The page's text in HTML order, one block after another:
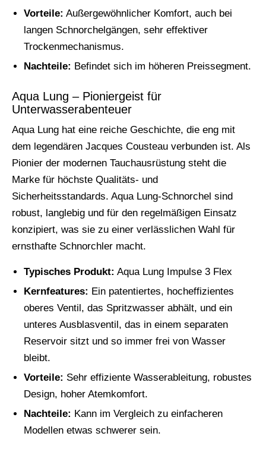
Vorteile: Außergewöhnlicher Komfort, auch bei
langen Schnorchelgängen, sehr effektiver
Trockenmechanismus.
Nachteile: Befindet sich im höheren Preissegment.
Aqua Lung – Pioniergeist für
Unterwasserabenteuer
Aqua Lung hat eine reiche Geschichte, die eng mit
dem legendären Jacques Cousteau verbunden ist. Als
Pionier der modernen Tauchausrüstung steht die
Marke für höchste Qualitäts- und
Sicherheitsstandards. Aqua Lung-Schnorchel sind
robust, langlebig und für den regelmäßigen Einsatz
konzipiert, was sie zu einer verlässlichen Wahl für
ernsthafte Schnorchler macht.
Typisches Produkt: Aqua Lung Impulse 3 Flex
Kernfeatures: Ein patentiertes, hocheffizientes
oberes Ventil, das Spritzwasser abhält, und ein
unteres Ausblasventil, das in einem separaten
Reservoir sitzt und so immer frei von Wasser
bleibt.
Vorteile: Sehr effiziente Wasserableitung, robustes
Design, hoher Atemkomfort.
Nachteile: Kann im Vergleich zu einfacheren
Modellen etwas schwerer sein.